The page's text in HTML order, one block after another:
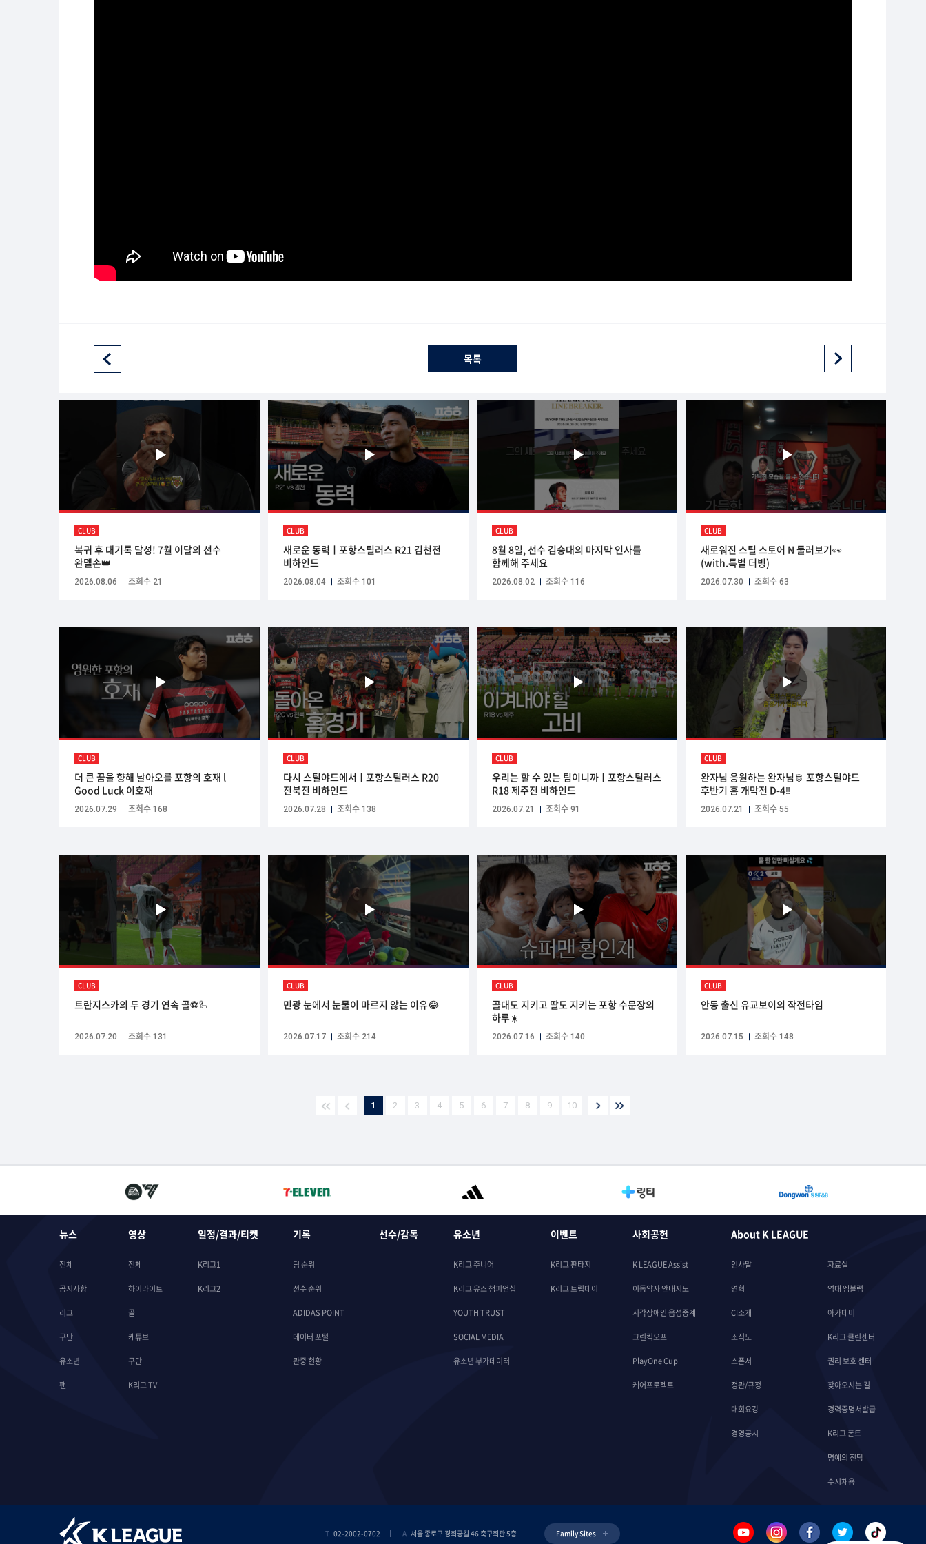
목록
CLUB
복귀 후 대기록 달성! 7월 이달의 선수
완델손👑
2026.08.06 조회수 21
CLUB
새로운 동력ㅣ포항스틸러스 R21 김천전
비하인드
2026.08.04 조회수 101
CLUB
8월 8일, 선수 김승대의 마지막 인사를
함께해 주세요
2026.08.02 조회수 116
CLUB
새로워진 스틸 스토어 N 둘러보기👀
(with.특별 더빙)
2026.07.30 조회수 63
CLUB
더 큰 꿈을 향해 날아오를 포항의 호재 l
Good Luck 이호재
2026.07.29 조회수 168
CLUB
다시 스틸야드에서ㅣ포항스틸러스 R20
전북전 비하인드
2026.07.28 조회수 138
CLUB
우리는 할 수 있는 팀이니까ㅣ포항스틸러스
R18 제주전 비하인드
2026.07.21 조회수 91
CLUB
완자님 응원하는 완자님🫅 포항스틸야드
후반기 홈 개막전 D-4‼️
2026.07.21 조회수 55
CLUB
트란지스카의 두 경기 연속 골⚽️🦾
2026.07.20 조회수 131
CLUB
민광 눈에서 눈물이 마르지 않는 이유😂
2026.07.17 조회수 214
CLUB
골대도 지키고 딸도 지키는 포항 수문장의
하루☀️
2026.07.16 조회수 140
CLUB
안동 출신 유교보이의 작전타임
2026.07.15 조회수 148
1 2 3 4 5 6 7 8 9 10
뉴스
전체
공지사항
리그
구단
유소년
팬
영상
전체
하이라이트
골
케튜브
구단
K리그 TV
일정/결과/티켓
K리그1
K리그2
기록
팀 순위
선수 순위
ADIDAS POINT
데이터 포털
관중 현황
선수/감독 유소년
K리그 주니어
K리그 유스 챔피언십
YOUTH TRUST
SOCIAL MEDIA
유소년 부가데이터
이벤트
K리그 판타지
K리그 트립데이
사회공헌
K LEAGUE Assist
이동약자 안내지도
시각장애인 음성중계
그린킥오프
PlayOne Cup
케어프로젝트
About K LEAGUE
인사말
연혁
CI소개
조직도
스폰서
정관/규정
대회요강
경영공시
자료실
역대 엠블럼
아카데미
K리그 클린센터
권리 보호 센터
찾아오시는 길
경력증명서발급
K리그 폰트
명예의 전당
수시채용
T 02-2002-0702 A 서울 종로구 경희궁길 46 축구회관 5층 Family Sites